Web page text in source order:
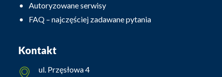
Autoryzowane serwisy
FAQ – najczęściej zadawane pytania
Kontakt
ul. Przęsłowa 4